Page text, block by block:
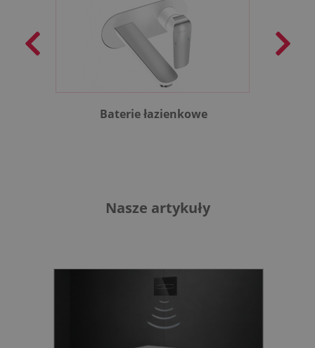
Baterie łazienkowe
Nasze artykuły